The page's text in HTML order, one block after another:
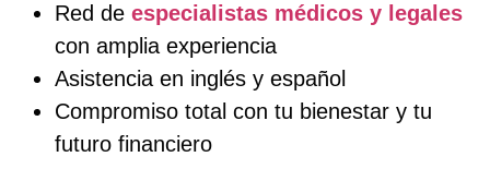
Red de especialistas médicos y legales
con amplia experiencia
Asistencia en inglés y español
Compromiso total con tu bienestar y tu
futuro financiero